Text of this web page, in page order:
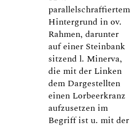
parallelschraffiertem
Hintergrund in ov.
Rahmen, darunter
auf einer Steinbank
sitzend l. Minerva,
die mit der Linken
dem Dargestellten
einen Lorbeerkranz
aufzusetzen im
Begriff ist u. mit der